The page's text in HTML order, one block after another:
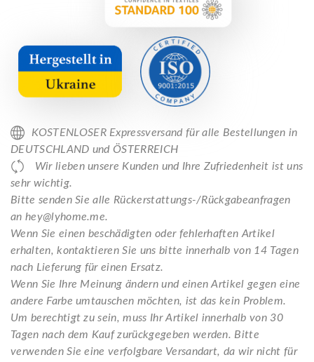
KOSTENLOSER Expressversand für alle Bestellungen in
DEUTSCHLAND und ÖSTERREICH
Wir lieben unsere Kunden und Ihre Zufriedenheit ist uns
sehr wichtig.
Bitte senden Sie alle Rückerstattungs-/Rückgabeanfragen
an hey@lyhome.me.
Wenn Sie einen beschädigten oder fehlerhaften Artikel
erhalten, kontaktieren Sie uns bitte innerhalb von 14 Tagen
nach Lieferung für einen Ersatz.
Wenn Sie Ihre Meinung ändern und einen Artikel gegen eine
andere Farbe umtauschen möchten, ist das kein Problem.
Um berechtigt zu sein, muss Ihr Artikel innerhalb von 30
Tagen nach dem Kauf zurückgegeben werden. Bitte
verwenden Sie eine verfolgbare Versandart, da wir nicht für